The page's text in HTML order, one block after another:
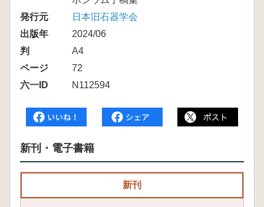
発行元
日本旧石器学会
出版年
2024/06
判
A4
ページ
72
六一ID
N112594
新刊・電子書籍
新刊